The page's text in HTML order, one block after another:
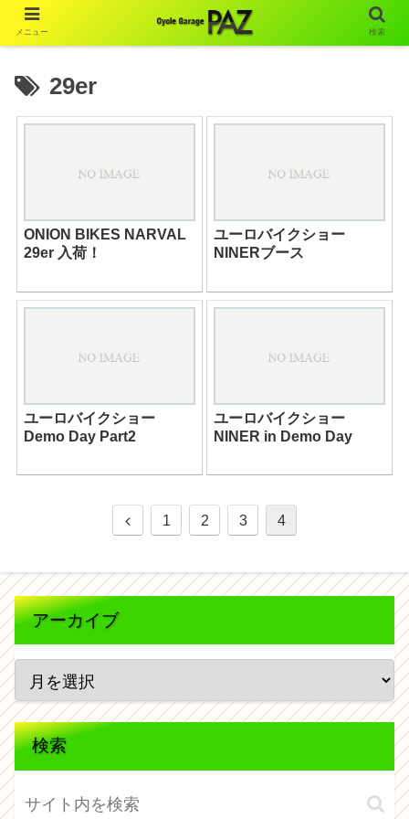
29er
ONION BIKES NARVAL
29er 入荷！
ユーロバイクショー
NINERブース
ユーロバイクショー
Demo Day Part2
ユーロバイクショー
NINER in Demo Day
1 2 3 4
アーカイブ
検索
メニュー 検索